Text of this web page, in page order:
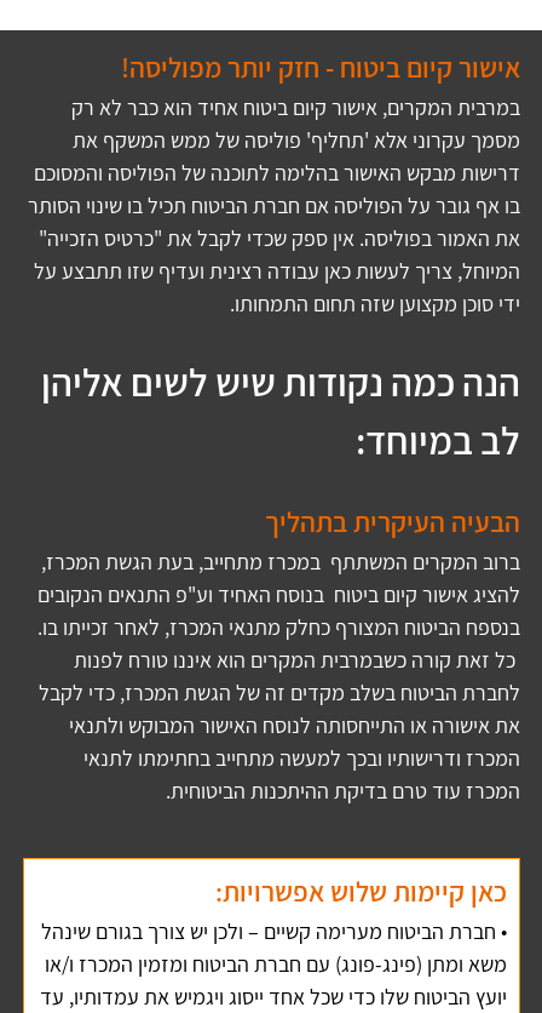
אישור קיום ביטוח - חזק יותר מפוליסה!
במרבית המקרים, אישור קיום ביטוח אחיד הוא כבר לא רק
מסמך עקרוני אלא 'תחליף' פוליסה של ממש המשקף את
דרישות מבקש האישור בהלימה לתוכנה של הפוליסה והמסוכם
בו אף גובר על הפוליסה אם חברת הביטוח תכיל בו שינוי הסותר
את האמור בפוליסה. אין ספק שכדי לקבל את "כרטיס הזכייה"
המיוחל, צריך לעשות כאן עבודה רצינית ועדיף שזו תתבצע על
ידי סוכן מקצוען שזה תחום התמחותו.
הנה כמה נקודות שיש לשים אליהן
לב במיוחד:
הבעיה העיקרית בתהליך
ברוב המקרים המשתתף  במכרז מתחייב, בעת הגשת המכרז,
להציג אישור קיום ביטוח  בנוסח האחיד וע"פ התנאים הנקובים
בנספח הביטוח המצורף כחלק מתנאי המכרז, לאחר זכייתו בו.
כל זאת קורה כשבמרבית המקרים הוא איננו טורח לפנות
לחברת הביטוח בשלב מקדים זה של הגשת המכרז, כדי לקבל
את אישורה או התייחסותה לנוסח האישור המבוקש ולתנאי
המכרז ודרישותיו ובכך למעשה מתחייב בחתימתו לתנאי
המכרז עוד טרם בדיקת ההיתכנות הביטוחית.
כאן קיימות שלוש אפשרויות:
• חברת הביטוח מערימה קשיים – ולכן יש צורך בגורם שינהל
משא ומתן (פינג-פונג) עם חברת הביטוח ומזמין המכרז ו/או
יועץ הביטוח שלו כדי שכל אחד ייסוג ויגמיש את עמדותיו, עד